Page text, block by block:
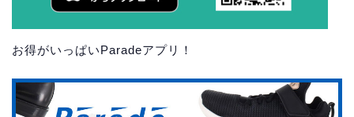
お得がいっぱいParadeアプリ！